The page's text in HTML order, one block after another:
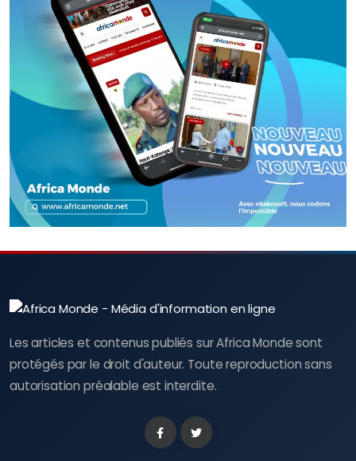
Les articles et contenus publiés sur Africa Monde sont
protégés par le droit d'auteur. Toute reproduction sans
autorisation préalable est interdite.
FacebookTwitter